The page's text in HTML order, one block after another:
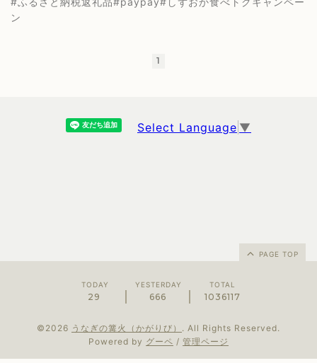
ン
1
Select Language ▼
PAGE TOP
TODAY
29
YESTERDAY
666
TOTAL
1036117
©2026 うなぎの篝火（かがりび） . All Rights Reserved.
Powered by グーペ / 管理ページ